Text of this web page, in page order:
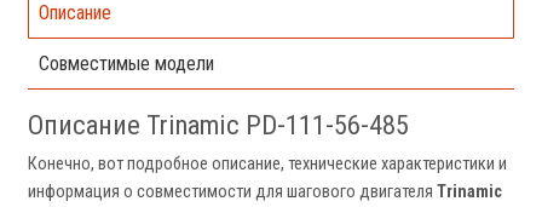
Описание
Совместимые модели
Описание Trinamic PD-111-56-485
Конечно, вот подробное описание, технические характеристики и
информация о совместимости для шагового двигателя Trinamic